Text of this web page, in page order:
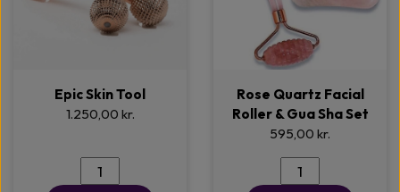
Epic Skin Tool
1.250,00 kr.
Rose Quartz Facial
Roller & Gua Sha Set
595,00 kr.